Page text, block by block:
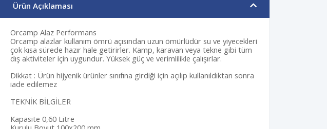
Ürün Açıklaması
Orcamp Alaz Performans
Orcamp alazlar kullanım ömrü açısından uzun ömürlüdür su ve yiyecekleri
çok kısa sürede hazır hale getirirler. Kamp, karavan veya tekne gibi tüm
dış aktiviteler için uygundur. Yüksek güç ve verimlilikle çalışırlar.
Dikkat : Ürün hijyenik ürünler sınıfına girdiği için açılıp kullanıldıktan sonra
iade edilemez
TEKNİK BİLGİLER
Kapasite 0,60 Litre